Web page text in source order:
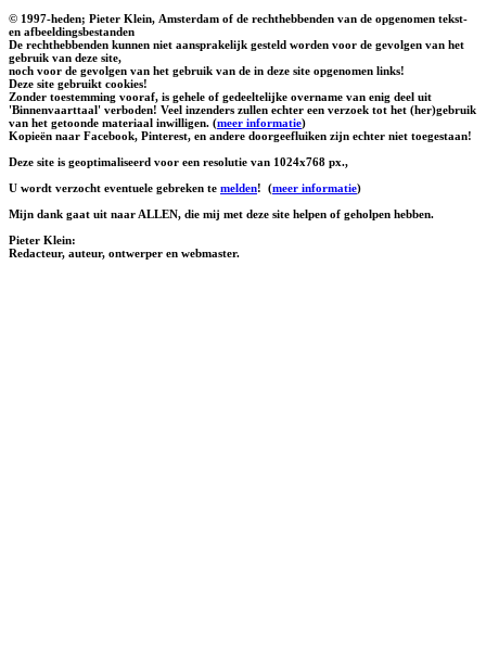
© 1997-heden; Pieter Klein, Amsterdam of de rechthebbenden van de opgenomen tekst-
en afbeeldingsbestanden
De rechthebbenden kunnen niet aansprakelijk gesteld worden voor de gevolgen van het
gebruik van deze site,
noch voor de gevolgen van het gebruik van de in deze site opgenomen links!
Deze site gebruikt cookies!
Zonder toestemming vooraf, is gehele of gedeeltelijke overname van enig deel uit
'Binnenvaarttaal' verboden! Veel inzenders zullen echter een verzoek tot het (her)gebruik
van het getoonde materiaal inwilligen. (meer informatie)
Kopieën naar Facebook, Pinterest, en andere doorgeefluiken zijn echter niet toegestaan!
Deze site is geoptimaliseerd voor een resolutie van 1024x768 px.,
U wordt verzocht eventuele gebreken te melden! (meer informatie)
Mijn dank gaat uit naar ALLEN, die mij met deze site helpen of geholpen hebben.
Pieter Klein:
Redacteur, auteur, ontwerper en webmaster.